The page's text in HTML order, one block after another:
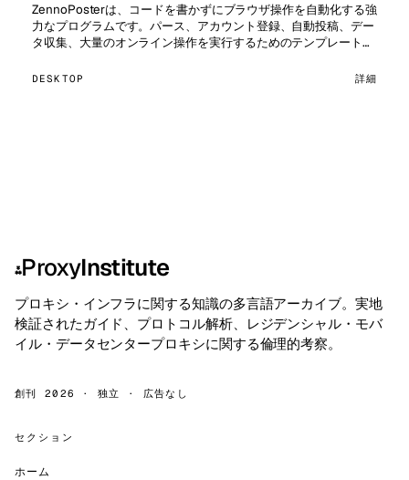
ZennoPosterは、コードを書かずにブラウザ操作を自動化する強
力なプログラムです。パース、アカウント登録、自動投稿、デー
タ収集、大量のオンライン操作を実行するためのテンプレートを
DESKTOP 詳細
⁂ProxyInstitute
プロキシ・インフラに関する知識の多言語アーカイブ。実地
検証されたガイド、プロトコル解析、レジデンシャル・モバ
イル・データセンタープロキシに関する倫理的考察。
創刊 2026 · 独立 · 広告なし
セクション
ホーム